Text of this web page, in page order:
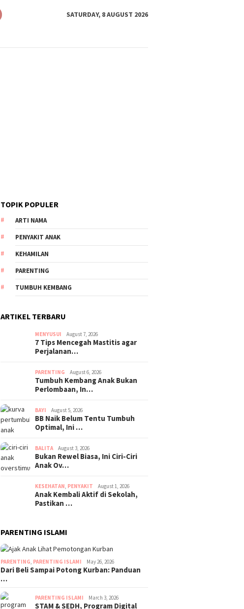
SATURDAY, 8 AUGUST 2026
TOPIK POPULER
ARTI NAMA
PENYAKIT ANAK
KEHAMILAN
PARENTING
TUMBUH KEMBANG
ARTIKEL TERBARU
MENYUSUI August 7, 2026
7 Tips Mencegah Mastitis agar
Perjalanan…
PARENTING August 6, 2026
Tumbuh Kembang Anak Bukan
Perlombaan, In…
BAYI August 5, 2026
BB Naik Belum Tentu Tumbuh
Optimal, Ini …
BALITA August 3, 2026
Bukan Rewel Biasa, Ini Ciri-Ciri
Anak Ov…
KESEHATAN, PENYAKIT August 1, 2026
Anak Kembali Aktif di Sekolah,
Pastikan …
PARENTING ISLAMI
PARENTING, PARENTING ISLAMI May 26, 2026
Dari Beli Sampai Potong Kurban: Panduan
…
PARENTING ISLAMI March 3, 2026
STAM & SEDH, Program Digital